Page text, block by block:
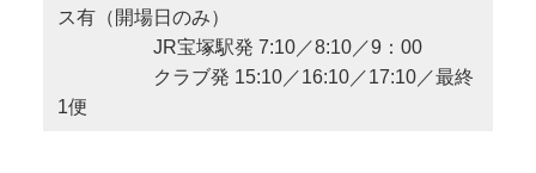
ス有（開場日のみ）
JR宝塚駅発 7:10／8:10／9：00
クラブ発 15:10／16:10／17:10／最終
1便